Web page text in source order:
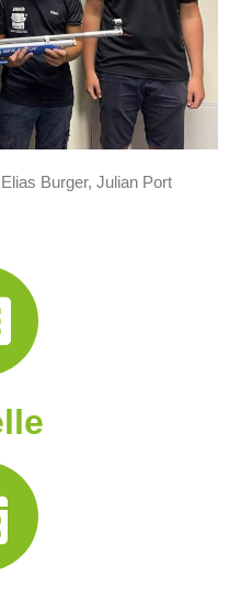
Burger, Julian Port